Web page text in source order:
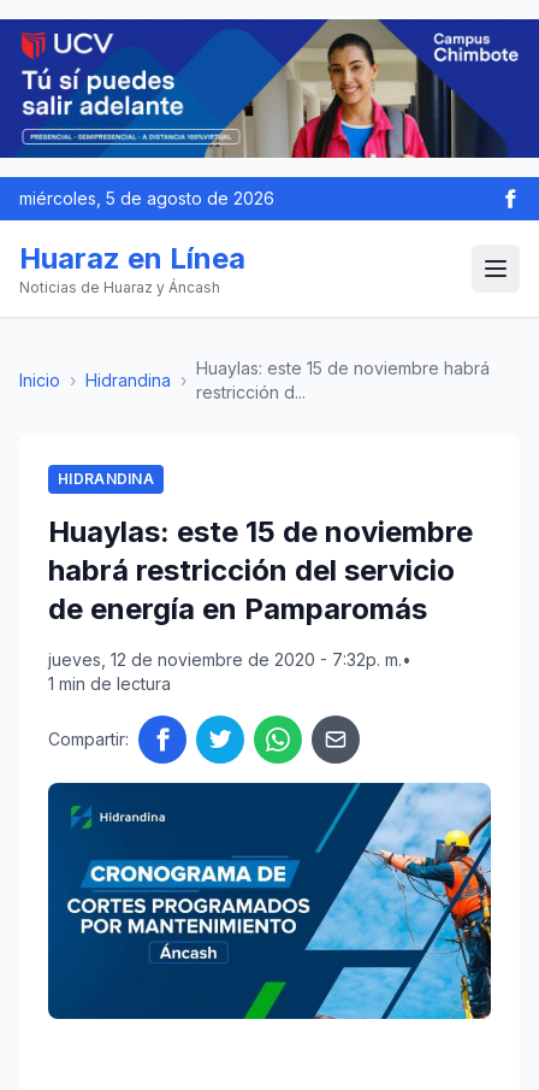
miércoles, 5 de agosto de 2026
Huaraz en Línea
Noticias de Huaraz y Áncash
Inicio › Hidrandina ›
Huaylas: este 15 de noviembre habrá
restricción d...
HIDRANDINA
Huaylas: este 15 de noviembre
habrá restricción del servicio
de energía en Pamparomás
jueves, 12 de noviembre de 2020 - 7:32p. m.•
1 min de lectura
Compartir: